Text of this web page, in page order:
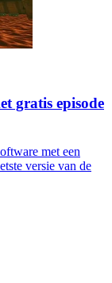
gratis episode
met een
versie van de